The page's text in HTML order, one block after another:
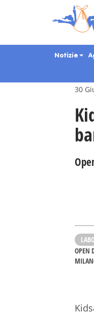
Notizie
30
OPEN